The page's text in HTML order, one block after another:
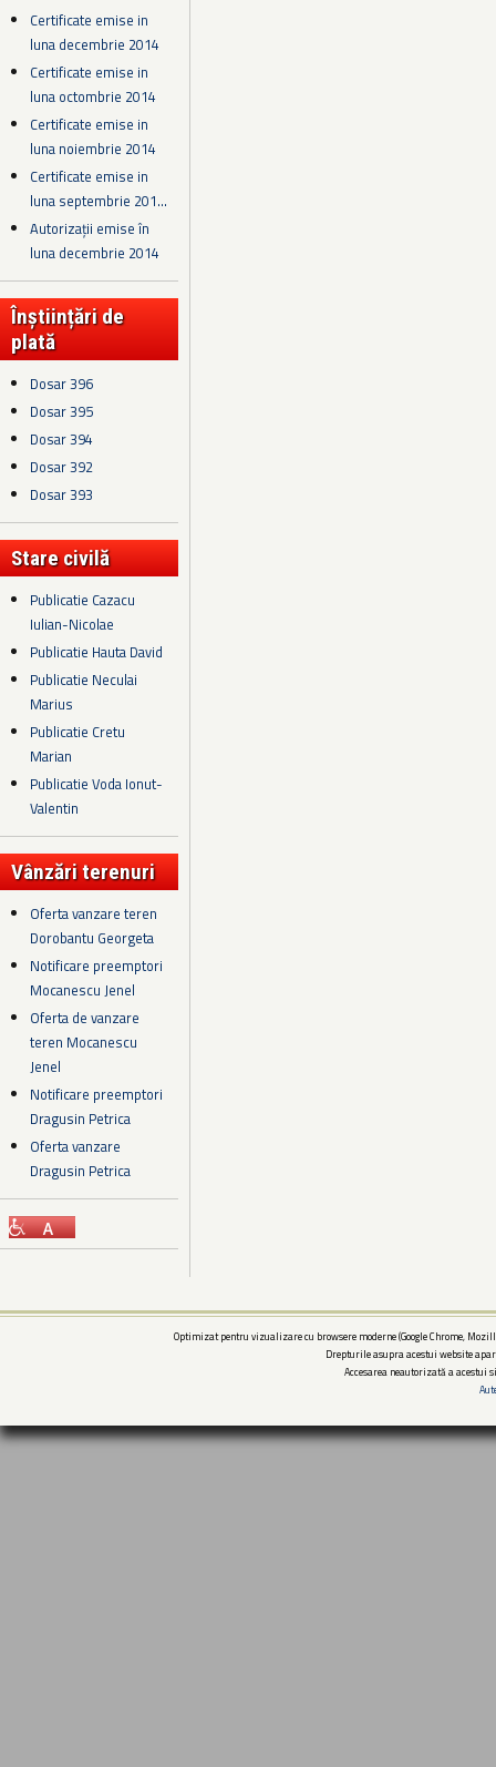
Certificate emise in
luna decembrie 2014
Certificate emise in
luna octombrie 2014
Certificate emise in
luna noiembrie 2014
Certificate emise in
luna septembrie 201...
Autorizații emise în
luna decembrie 2014
Înștiințări de
plată
Dosar 396
Dosar 395
Dosar 394
Dosar 392
Dosar 393
Stare civilă
Publicatie Cazacu
Iulian-Nicolae
Publicatie Hauta David
Publicatie Neculai
Marius
Publicatie Cretu
Marian
Publicatie Voda Ionut-
Valentin
Vânzări terenuri
Oferta vanzare teren
Dorobantu Georgeta
Notificare preemptori
Mocanescu Jenel
Oferta de vanzare
teren Mocanescu
Jenel
Notificare preemptori
Dragusin Petrica
Oferta vanzare
Dragusin Petrica
Optimizat pentru vizualizare cu browsere moderne (Google Chrome,
Drepturile asupra acestui website
Accesarea neautorizată a acestui